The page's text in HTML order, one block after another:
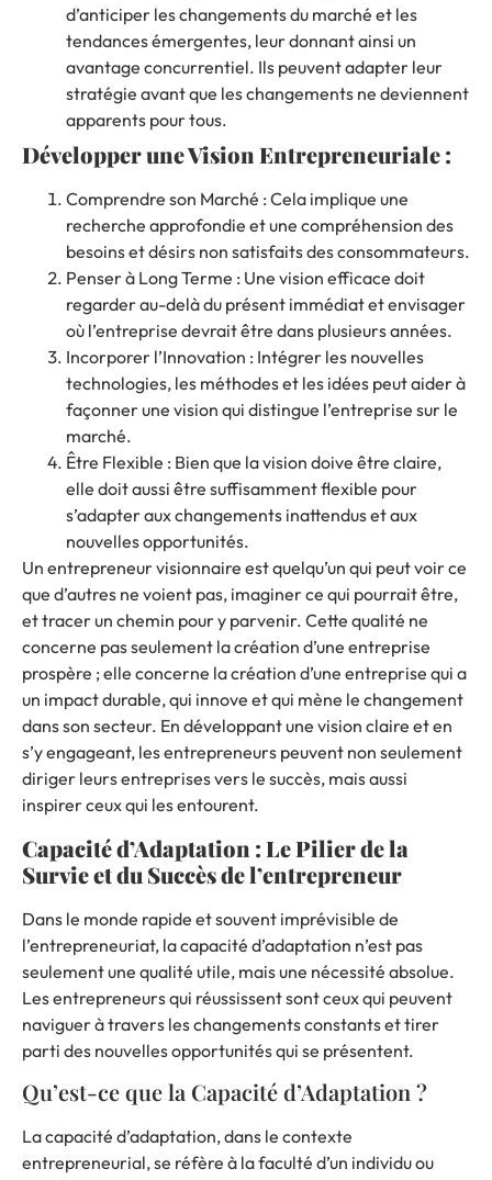
d’anticiper les changements du marché et les
tendances émergentes, leur donnant ainsi un
avantage concurrentiel. Ils peuvent adapter leur
stratégie avant que les changements ne deviennent
apparents pour tous.
Développer une Vision Entrepreneuriale :
Comprendre son Marché : Cela implique une
recherche approfondie et une compréhension des
besoins et désirs non satisfaits des consommateurs.
Penser à Long Terme : Une vision efficace doit
regarder au-delà du présent immédiat et envisager
où l’entreprise devrait être dans plusieurs années.
Incorporer l’Innovation : Intégrer les nouvelles
technologies, les méthodes et les idées peut aider à
façonner une vision qui distingue l’entreprise sur le
marché.
Être Flexible : Bien que la vision doive être claire,
elle doit aussi être suffisamment flexible pour
s’adapter aux changements inattendus et aux
nouvelles opportunités.
Un entrepreneur visionnaire est quelqu’un qui peut voir ce
que d’autres ne voient pas, imaginer ce qui pourrait être,
et tracer un chemin pour y parvenir. Cette qualité ne
concerne pas seulement la création d’une entreprise
prospère ; elle concerne la création d’une entreprise qui a
un impact durable, qui innove et qui mène le changement
dans son secteur. En développant une vision claire et en
s’y engageant, les entrepreneurs peuvent non seulement
diriger leurs entreprises vers le succès, mais aussi
inspirer ceux qui les entourent.
Capacité d’Adaptation : Le Pilier de la
Survie et du Succès de l’entrepreneur
Dans le monde rapide et souvent imprévisible de
l’entrepreneuriat, la capacité d’adaptation n’est pas
seulement une qualité utile, mais une nécessité absolue.
Les entrepreneurs qui réussissent sont ceux qui peuvent
naviguer à travers les changements constants et tirer
parti des nouvelles opportunités qui se présentent.
Qu’est-ce que la Capacité d’Adaptation ?
La capacité d’adaptation, dans le contexte
entrepreneurial, se réfère à la faculté d’un individu ou